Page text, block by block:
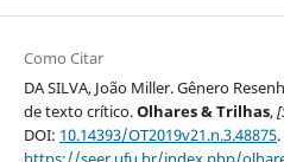
Como Citar
DA SILVA, João Miller. Gênero
de texto crítico.Olhares & Trilhas,
DOI: 10.14393/OT2019v21.n.3.48875